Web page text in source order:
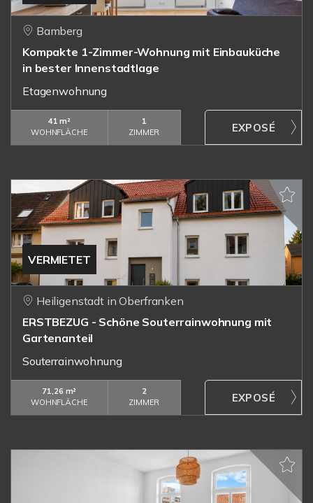
Bamberg
Kompakte 1-Zimmer-Wohnung mit Einbauküche
in bester Innenstadtlage
Etagenwohnung
41 m²
WOHNFLÄCHE
1
ZIMMER
VERMIETET
Heiligenstadt in Oberfranken
ERSTBEZUG - Schöne Souterrainwohnung mit
Gartenanteil
Souterrainwohnung
71,26 m²
WOHNFLÄCHE
2
ZIMMER